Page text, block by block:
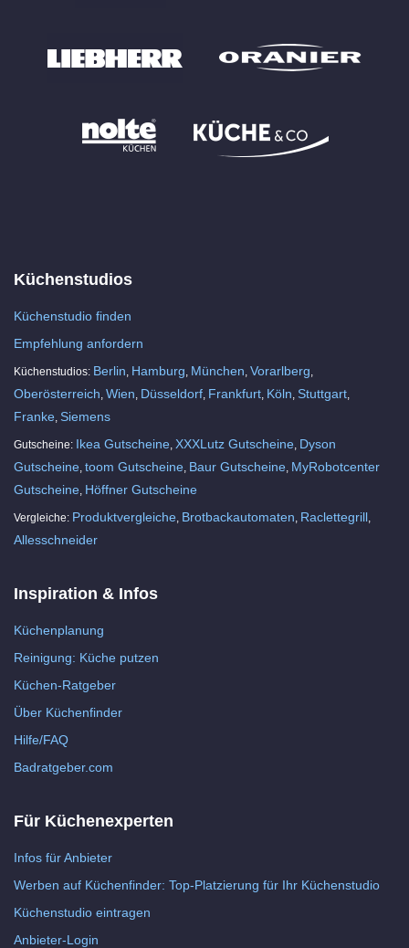
Küchenstudios
Küchenstudio finden
Empfehlung anfordern
Küchenstudios: Berlin Hamburg München Vorarlberg
Oberösterreich Wien Düsseldorf Frankfurt Köln Stuttgart
Franke Siemens
Gutscheine: Ikea Gutscheine XXXLutz Gutscheine Dyson
Gutscheine toom Gutscheine Baur Gutscheine MyRobotcenter
Gutscheine Höffner Gutscheine
Vergleiche: Produktvergleiche Brotbackautomaten Raclettegrill
Allesschneider
Inspiration & Infos
Küchenplanung
Reinigung: Küche putzen
Küchen-Ratgeber
Über Küchenfinder
Hilfe/FAQ
Badratgeber.com
Für Küchenexperten
Infos für Anbieter
Werben auf Küchenfinder: Top-Platzierung für Ihr Küchenstudio
Küchenstudio eintragen
Anbieter-Login